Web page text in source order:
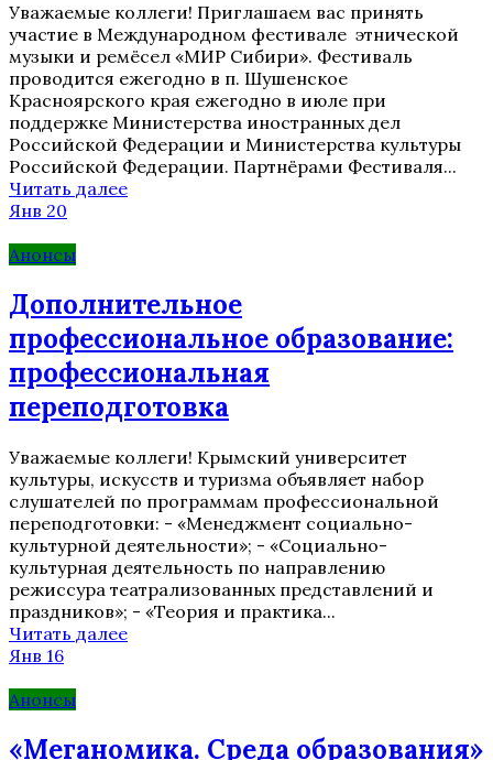
Уважаемые коллеги! Приглашаем вас принять
участие в Международном фестивале этнической
музыки и ремёсел «МИР Сибири». Фестиваль
проводится ежегодно в п. Шушенское
Красноярского края ежегодно в июле при
поддержке Министерства иностранных дел
Российской Федерации и Министерства культуры
Российской Федерации. Партнёрами Фестиваля...
Читать далее
Янв 20
Анонсы
Дополнительное
профессиональное образование:
профессиональная
переподготовка
Уважаемые коллеги! Крымский университет
культуры, искусств и туризма объявляет набор
слушателей по программам профессиональной
переподготовки: - «Менеджмент социально-
культурной деятельности»; - «Социально-
культурная деятельность по направлению
режиссура театрализованных представлений и
праздников»; - «Теория и практика...
Читать далее
Янв 16
Анонсы
«Меганомика. Среда образования»